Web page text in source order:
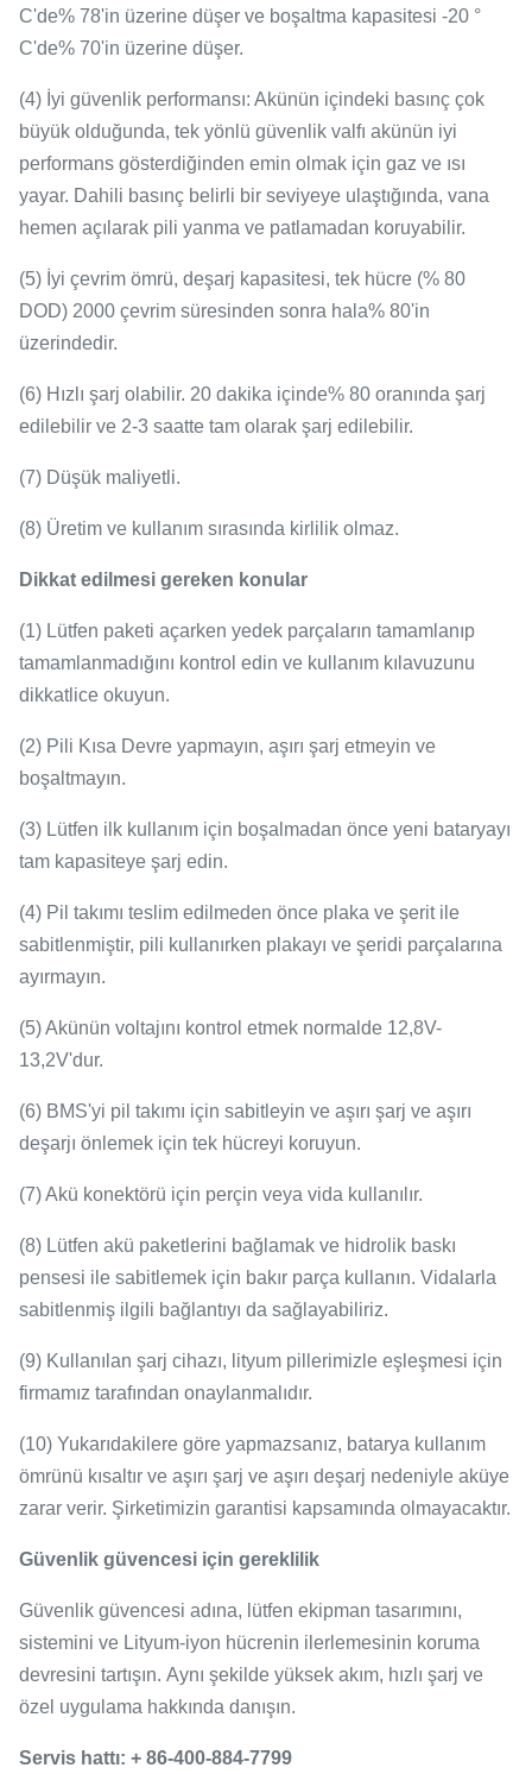
C'de% 78'in üzerine düşer ve boşaltma kapasitesi -20 °
C'de% 70'in üzerine düşer.
(4) İyi güvenlik performansı: Akünün içindeki basınç çok
büyük olduğunda, tek yönlü güvenlik valfı akünün iyi
performans gösterdiğinden emin olmak için gaz ve ısı
yayar. Dahili basınç belirli bir seviyeye ulaştığında, vana
hemen açılarak pili yanma ve patlamadan koruyabilir.
(5) İyi çevrim ömrü, deşarj kapasitesi, tek hücre (% 80
DOD) 2000 çevrim süresinden sonra hala% 80'in
üzerindedir.
(6) Hızlı şarj olabilir. 20 dakika içinde% 80 oranında şarj
edilebilir ve 2-3 saatte tam olarak şarj edilebilir.
(7) Düşük maliyetli.
(8) Üretim ve kullanım sırasında kirlilik olmaz.
Dikkat edilmesi gereken konular
(1) Lütfen paketi açarken yedek parçaların tamamlanıp
tamamlanmadığını kontrol edin ve kullanım kılavuzunu
dikkatlice okuyun.
(2) Pili Kısa Devre yapmayın, aşırı şarj etmeyin ve
boşaltmayın.
(3) Lütfen ilk kullanım için boşalmadan önce yeni bataryayı
tam kapasiteye şarj edin.
(4) Pil takımı teslim edilmeden önce plaka ve şerit ile
sabitlenmiştir, pili kullanırken plakayı ve şeridi parçalarına
ayırmayın.
(5) Akünün voltajını kontrol etmek normalde 12,8V-
13,2V'dur.
(6) BMS'yi pil takımı için sabitleyin ve aşırı şarj ve aşırı
deşarjı önlemek için tek hücreyi koruyun.
(7) Akü konektörü için perçin veya vida kullanılır.
(8) Lütfen akü paketlerini bağlamak ve hidrolik baskı
pensesi ile sabitlemek için bakır parça kullanın. Vidalarla
sabitlenmiş ilgili bağlantıyı da sağlayabiliriz.
(9) Kullanılan şarj cihazı, lityum pillerimizle eşleşmesi için
firmamız tarafından onaylanmalıdır.
(10) Yukarıdakilere göre yapmazsanız, batarya kullanım
ömrünü kısaltır ve aşırı şarj ve aşırı deşarj nedeniyle aküye
zarar verir. Şirketimizin garantisi kapsamında olmayacaktır.
Güvenlik güvencesi için gereklilik
Güvenlik güvencesi adına, lütfen ekipman tasarımını,
sistemini ve Lityum-iyon hücrenin ilerlemesinin koruma
devresini tartışın. Aynı şekilde yüksek akım, hızlı şarj ve
özel uygulama hakkında danışın.
Servis hattı: + 86-400-884-7799